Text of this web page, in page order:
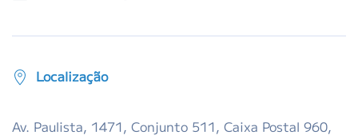
Localização
Av. Paulista, 1471, Conjunto 511, Caixa Postal 960,